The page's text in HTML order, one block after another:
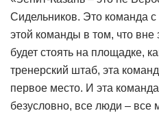
Сидельников. Это команда
этой команды в том, что вне
будет стоять на площадке,
тренерский штаб, эта
первое место. И эта
безусловно, все люди – все